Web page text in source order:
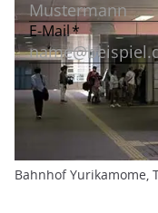
Bahnhof Yurikamome,